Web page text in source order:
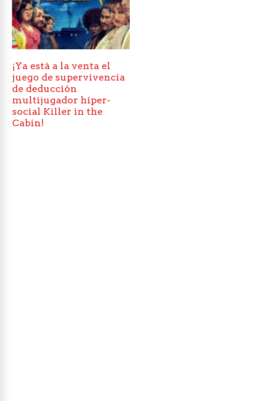
¡Ya está a la venta el
juego de supervivencia
de deducción
multijugador híper-
social Killer in the
Cabin!